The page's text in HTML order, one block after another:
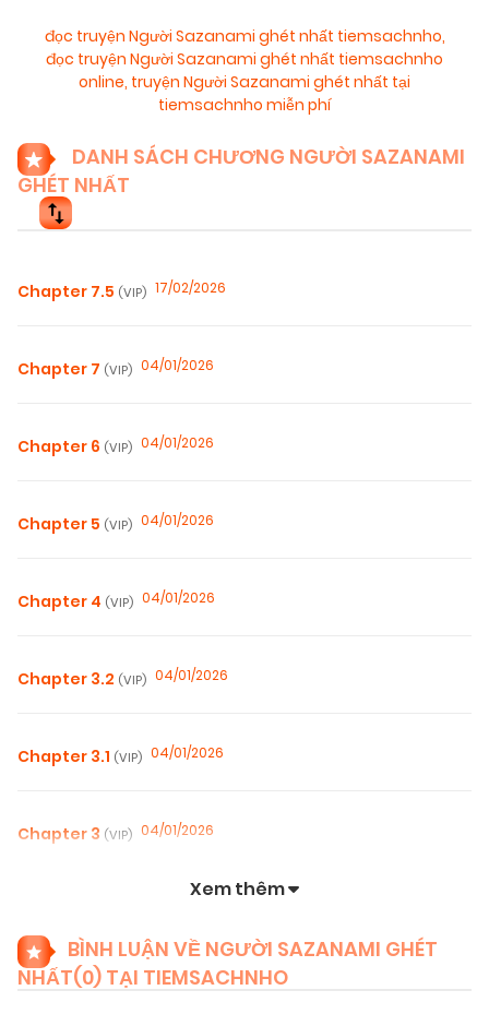
đọc truyện Người Sazanami ghét nhất tiemsachnho,
đọc truyện Người Sazanami ghét nhất tiemsachnho
online, truyện Người Sazanami ghét nhất tại
tiemsachnho miễn phí
DANH SÁCH CHƯƠNG NGƯỜI SAZANAMI
GHÉT NHẤT
Chapter 7.5 (VIP) 17/02/2026
Chapter 7 (VIP) 04/01/2026
Chapter 6 (VIP) 04/01/2026
Chapter 5 (VIP) 04/01/2026
Chapter 4 (VIP) 04/01/2026
Chapter 3.2 (VIP) 04/01/2026
Chapter 3.1 (VIP) 04/01/2026
Chapter 3 (VIP) 04/01/2026
Chapter 1 (VIP) 04/01/2026
Xem thêm
BÌNH LUẬN VỀ NGƯỜI SAZANAMI GHÉT
NHẤT(0) TẠI TIEMSACHNHO